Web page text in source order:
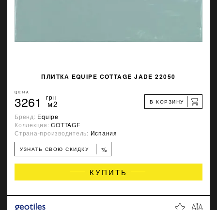
ПЛИТКА EQUIPE COTTAGE JADE 22050
ЦЕНА
3261 грн
м2 В КОРЗИНУ
Бренд: Equipe
Коллекция:COTTAGE
Страна-производитель: Испания
УЗНАТЬ СВОЮ СКИДКУ %
КУПИТЬ